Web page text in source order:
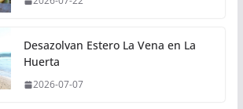
Desazolvan Estero La Vena en La
Huerta
2026-07-07